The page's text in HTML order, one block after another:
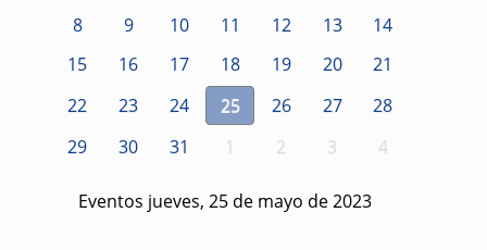
8
9 10 11 12 13
14
15
16 17 18 19 20
21
22
23 24 25 26 27
28
29
30 31 1 2 3 4
Eventos jueves, 25 de mayo de 2023